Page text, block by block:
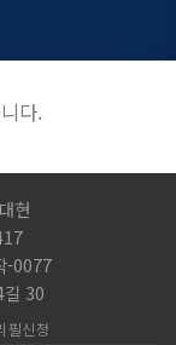
다.
현
-0077
길 30
필신청